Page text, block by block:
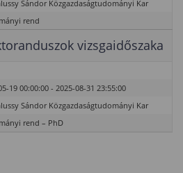
Sándor Közgazdaságtudományi Kar
rend
vizsgaidőszaka
19 00:00:00 - 2025-08-31 23:55:00
Sándor Közgazdaságtudományi Kar
rend – PhD